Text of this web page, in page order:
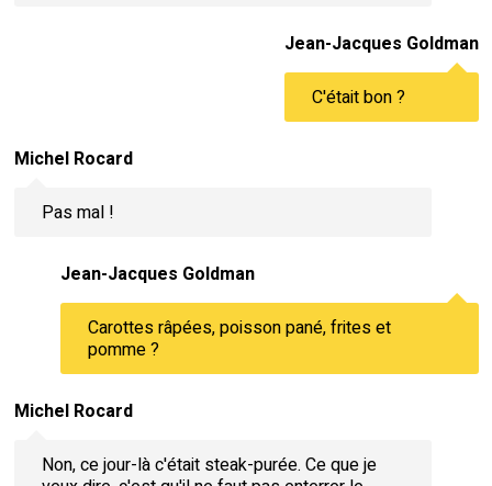
Jean-Jacques Goldman
C'était bon ?
Michel Rocard
Pas mal !
Jean-Jacques Goldman
Carottes râpées, poisson pané, frites et
pomme ?
Michel Rocard
Non, ce jour-là c'était steak-purée. Ce que je